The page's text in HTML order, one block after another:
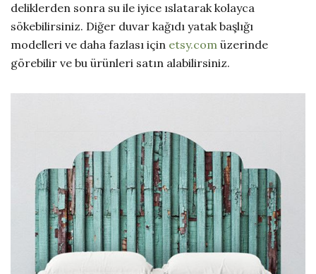
deliklerden sonra su ile iyice ıslatarak kolayca
sökebilirsiniz. Diğer duvar kağıdı yatak başlığı
modelleri ve daha fazlası için etsy.com üzerinde
görebilir ve bu ürünleri satın alabilirsiniz.